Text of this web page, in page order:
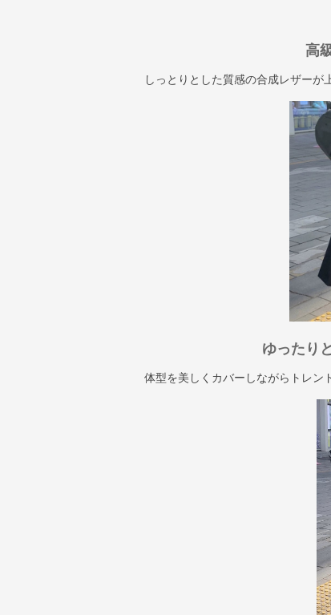
高
しっとりとした質感の合成レザーが
ゆったり
体型を美しくカバーしながらトレン